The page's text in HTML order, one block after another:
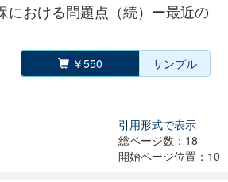
における問題点（続）ー最近の
￥550 サンプル
引用形式で表示
総ページ数：18
開始ページ位置：10